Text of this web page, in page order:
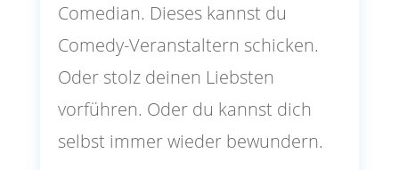
Comedian. Dieses kannst du
Comedy-Veranstaltern schicken.
Oder stolz deinen Liebsten
vorführen. Oder du kannst dich
selbst immer wieder bewundern.